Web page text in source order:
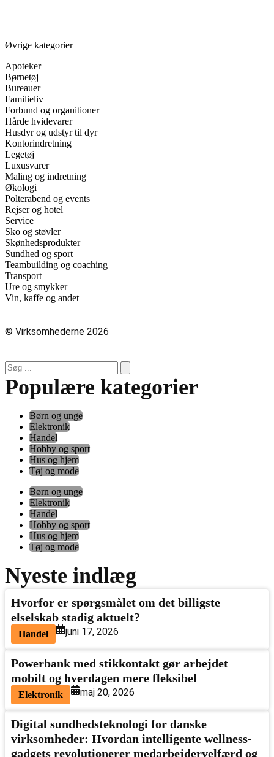
Øvrige kategorier
Apoteker
Børnetøj
Bureauer
Familieliv
Forbund og organitioner
Hårde hvidevarer
Husdyr og udstyr til dyr
Kontorindretning
Legetøj
Luxusvarer
Maling og indretning
Økologi
Polterabend og events
Rejser og hotel
Service
Sko og støvler
Skønhedsprodukter
Sundhed og sport
Teambuilding og coaching
Transport
Ure og smykker
Vin, kaffe og andet
© Virksomhederne 2026
Populære kategorier
Børn og unge
Elektronik
Handel
Hobby og sport
Hus og hjem
Tøj og mode
Børn og unge
Elektronik
Handel
Hobby og sport
Hus og hjem
Tøj og mode
Nyeste indlæg
Hvorfor er spørgsmålet om det billigste
elselskab stadig aktuelt?
Handel juni 17, 2026
Powerbank med stikkontakt gør arbejdet
mobilt og hverdagen mere fleksibel
Elektronik maj 20, 2026
Digital sundhedsteknologi for danske
virksomheder: Hvordan intelligente wellness-
gadgets revolutionerer medarbejdervelfærd og